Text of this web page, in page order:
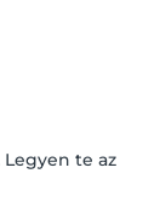
te az